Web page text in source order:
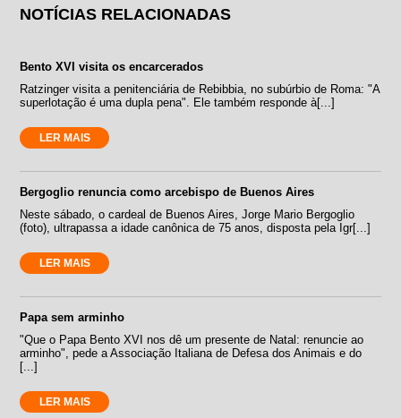
NOTÍCIAS RELACIONADAS
Bento XVI visita os encarcerados
Ratzinger visita a penitenciária de Rebibbia, no subúrbio de Roma: "A
superlotação é uma dupla pena". Ele também responde à[...]
LER MAIS
Bergoglio renuncia como arcebispo de Buenos Aires
Neste sábado, o cardeal de Buenos Aires, Jorge Mario Bergoglio
(foto), ultrapassa a idade canônica de 75 anos, disposta pela Igr[...]
LER MAIS
Papa sem arminho
"Que o Papa Bento XVI nos dê um presente de Natal: renuncie ao
arminho", pede a Associação Italiana de Defesa dos Animais e do
[...]
LER MAIS